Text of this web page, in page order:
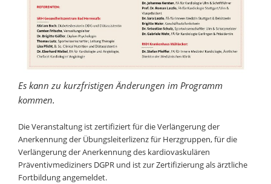
Es kann zu kurzfristigen Änderungen im Programm
kommen.
Die Veranstaltung ist zertifiziert für die Verlängerung der
Anerkennung der Übungsleiterlizenz für Herzgruppen, für die
Verlängerung der Anerkennung des kardiovaskulären
Präventivmediziners DGPR und ist zur Zertifizierung als ärztliche
Fortbildung angemeldet.